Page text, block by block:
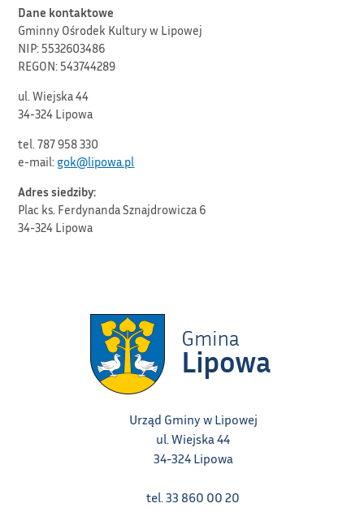
Dane kontaktowe
Gminny Ośrodek Kultury w Lipowej
NIP: 5532603486
REGON: 543744289
ul. Wiejska 44
34-324 Lipowa
tel. 787 958 330
e-mail:gok@lipowa.pl
Adres siedziby:
Plac ks. Ferdynanda Sznajdrowicza 6
34-324 Lipowa
Urząd Gminy w Lipowej
ul. Wiejska 44
34-324 Lipowa
tel. 33 860 00 20